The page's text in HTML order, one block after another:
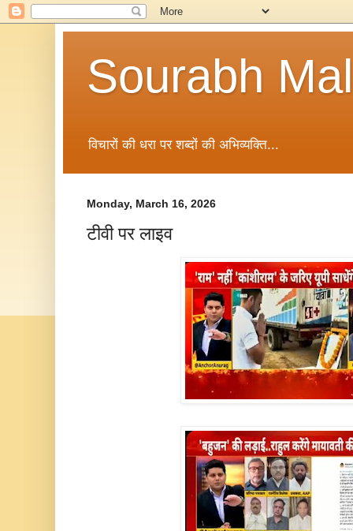
Sourabh
विचारों की धरा पर शब्दों की अभिव्यक्ति...
Monday, March 16, 2026
टीवी पर लाइव